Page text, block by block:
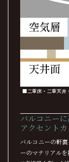
■二重床・二重天井
バルコニー
アクセント
バルコニーの軒
ーのマテリアルを